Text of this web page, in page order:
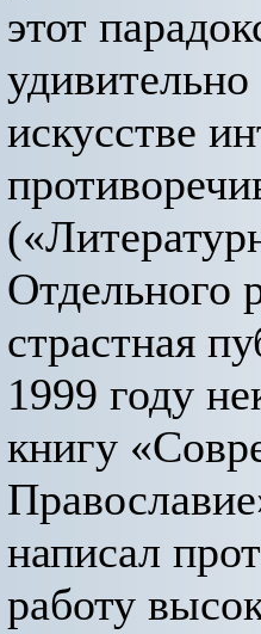
этот
искусстве
Отдельного
страстная
1999 году
книгу
написал
работу